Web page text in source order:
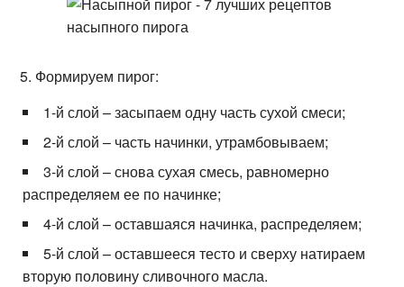
5. Формируем пирог:
1-й слой – засыпаем одну часть сухой смеси;
2-й слой – часть начинки, утрамбовываем;
3-й слой – снова сухая смесь, равномерно
распределяем ее по начинке;
4-й слой – оставшаяся начинка, распределяем;
5-й слой – оставшееся тесто и сверху натираем
вторую половину сливочного масла.